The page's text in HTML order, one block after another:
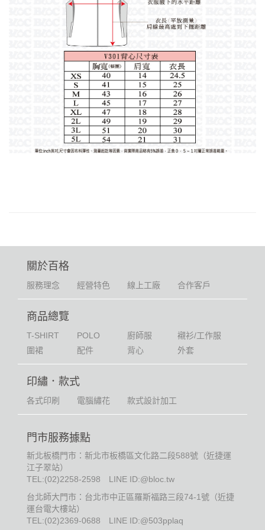
關於百格
服務理念 經營特色 線上工廠 合作客戶
商品總覽
T-SHIRT POLO 廚師服
襯衫/工作服
圍裙
配件 背心 外套
印繡．款式
各式印刷 電腦繡花 款式設計加工
門市服務據點
新北板橋門市：新北市板橋區文化路二段588號（近捷運
江子翠站）
TEL:(02)2258-2598
LINE ID:@bloc.tw
台北師大門市：台北市中正區羅斯福路三段74-1號（近捷
運台電大樓站）
TEL:(02)2369-0688 LINE ID:@503pplaq